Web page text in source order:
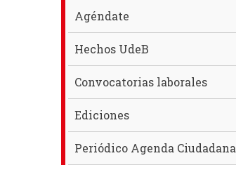
Agéndate
Hechos UdeB
Convocatorias laborales
Ediciones
Periódico Agenda Ciudadana